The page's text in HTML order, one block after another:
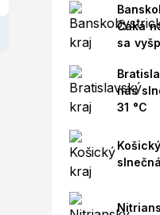
Čaká
sa
nás
31 °C